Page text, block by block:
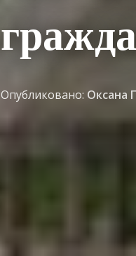
Опубликовано: Оксана